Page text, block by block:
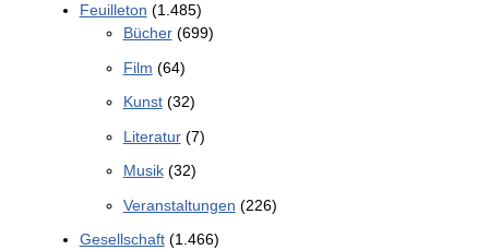
Feuilleton (1.485)
Bücher(699)
Film (64)
Kunst(32)
Literatur(7)
Musik(32)
Veranstaltungen (226)
Gesellschaft(1.466)